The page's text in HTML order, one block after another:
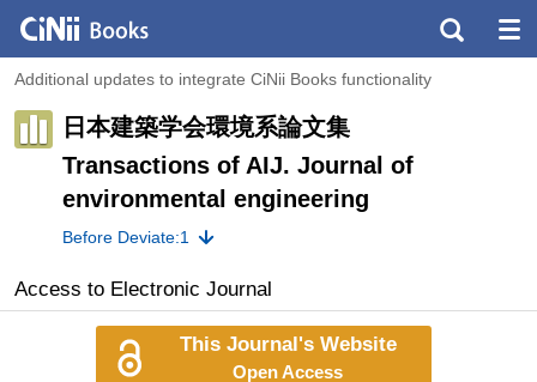
Additional updates to integrate CiNii Books functionality
日本建築学会環境系論文集
Transactions of AIJ. Journal of
environmental engineering
Before Deviate:1
Access to Electronic Journal
This Journal's Website
Open Access